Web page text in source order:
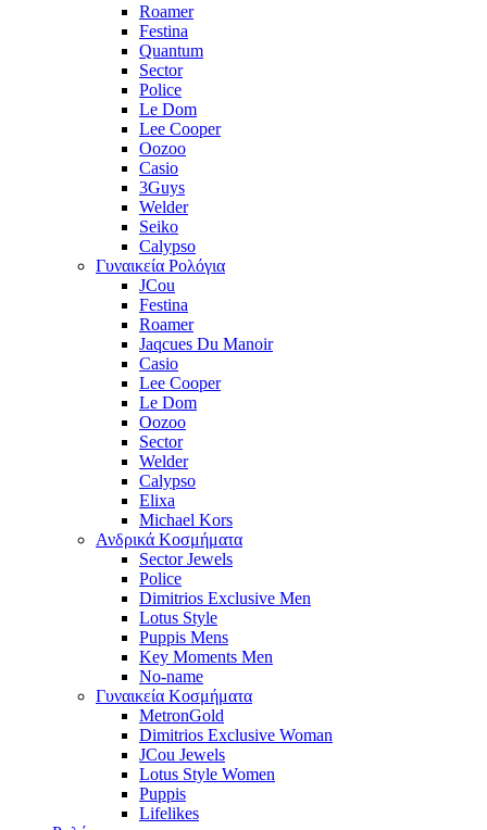
Roamer
Festina
Quantum
Sector
Police
Le Dom
Lee Cooper
Oozoo
Casio
3Guys
Welder
Seiko
Calypso
Γυναικεία Ρολόγια
JCou
Festina
Roamer
Jaqcues Du Manoir
Casio
Lee Cooper
Le Dom
Oozoo
Sector
Welder
Calypso
Elixa
Michael Kors
Ανδρικά Κοσμήματα
Sector Jewels
Police
Dimitrios Exclusive Men
Lotus Style
Puppis Mens
Key Moments Men
No-name
Γυναικεία Κοσμήματα
MetronGold
Dimitrios Exclusive Woman
JCou Jewels
Lotus Style Women
Puppis
Lifelikes